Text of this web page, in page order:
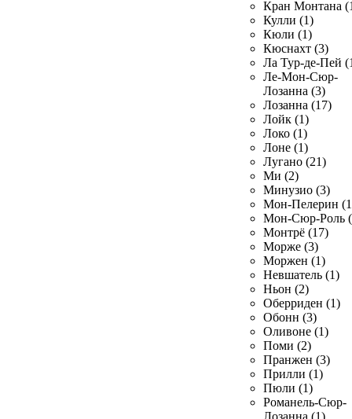
Кран Монтана
Кулли (1)
Кюли (1)
Кюснахт (3)
Ла Тур-де-Пей
Ле-Мон-Сюр-
Лозанна (3)
Лозанна (17)
Лойк (1)
Локо (1)
Лоне (1)
Лугано (21)
Ми (2)
Минузио (3)
Мон-Пелерин
Мон-Сюр-Роль
Монтрё (17)
Морже (3)
Моржен (1)
Невшатель (1)
Ньон (2)
Оберриден (1)
Обонн (3)
Оливоне (1)
Поми (2)
Пранжен (3)
Прилли (1)
Пюли (1)
Романель-Сюр-
Лозанна (1)